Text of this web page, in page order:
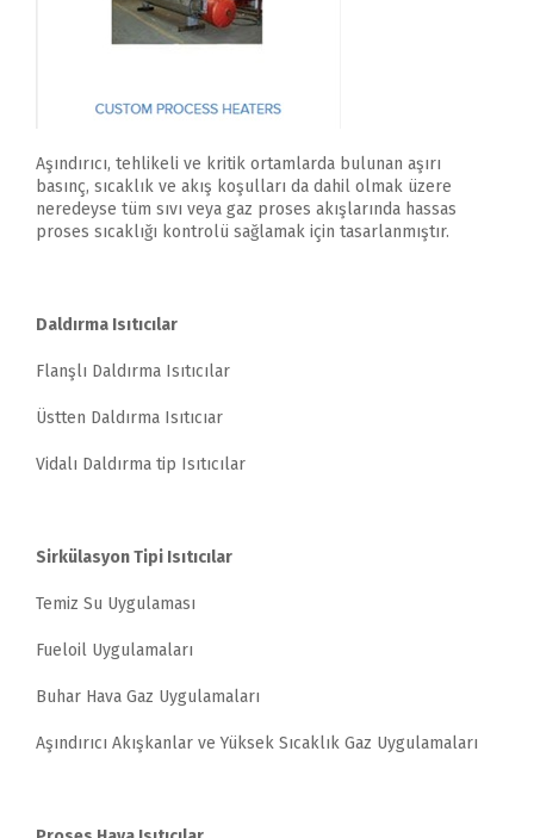
Aşındırıcı, tehlikeli ve kritik ortamlarda bulunan aşırı
basınç, sıcaklık ve akış koşulları da dahil olmak üzere
neredeyse tüm sıvı veya gaz proses akışlarında hassas
proses sıcaklığı kontrolü sağlamak için tasarlanmıştır.
Daldırma Isıtıcılar
Flanşlı Daldırma Isıtıcılar
Üstten Daldırma Isıtıcıar
Vidalı Daldırma tip Isıtıcılar
Sirkülasyon Tipi Isıtıcılar
Temiz Su Uygulaması
Fueloil Uygulamaları
Buhar Hava Gaz Uygulamaları
Aşındırıcı Akışkanlar ve Yüksek Sıcaklık Gaz Uygulamaları